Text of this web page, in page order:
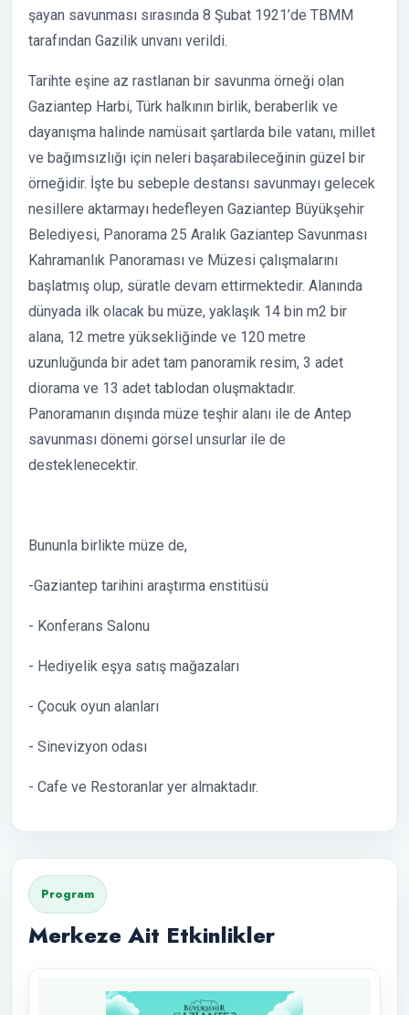
şayan savunması sırasında 8 Şubat 1921’de TBMM
tarafından Gazilik unvanı verildi.
Tarihte eşine az rastlanan bir savunma örneği olan
Gaziantep Harbi, Türk halkının birlik, beraberlik ve
dayanışma halinde namüsait şartlarda bile vatanı, millet
ve bağımsızlığı için neleri başarabileceğinin güzel bir
örneğidir. İşte bu sebeple destansı savunmayı gelecek
nesillere aktarmayı hedefleyen Gaziantep Büyükşehir
Belediyesi, Panorama 25 Aralık Gaziantep Savunması
Kahramanlık Panoraması ve Müzesi çalışmalarını
başlatmış olup, süratle devam ettirmektedir. Alanında
dünyada ilk olacak bu müze, yaklaşık 14 bin m2 bir
alana, 12 metre yüksekliğinde ve 120 metre
uzunluğunda bir adet tam panoramik resim, 3 adet
diorama ve 13 adet tablodan oluşmaktadır.
Panoramanın dışında müze teşhir alanı ile de Antep
savunması dönemi görsel unsurlar ile de
desteklenecektir.
Bununla birlikte müze de,
-Gaziantep tarihini araştırma enstitüsü
- Konferans Salonu
- Hediyelik eşya satış mağazaları
- Çocuk oyun alanları
- Sinevizyon odası
- Cafe ve Restoranlar yer almaktadır.
Program
Merkeze Ait Etkinlikler